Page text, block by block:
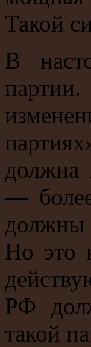
Такой
В
должна
—
должны
Но это
РФ
такой